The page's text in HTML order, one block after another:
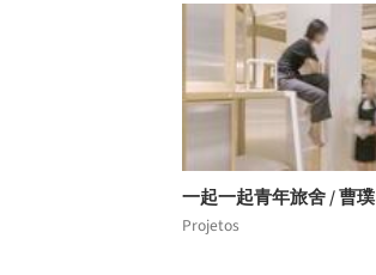
一起一起青年旅舍 / 曹璞
Projetos